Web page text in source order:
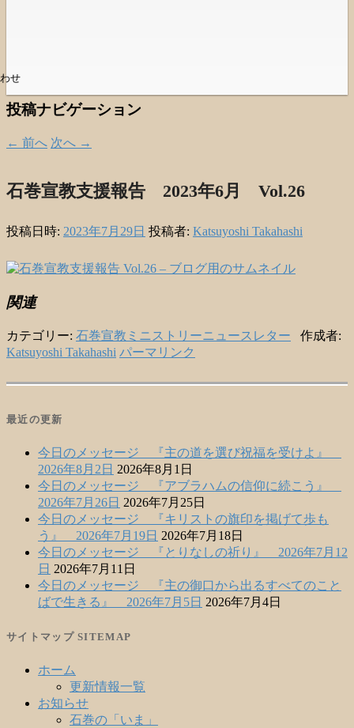
せ
投稿ナビゲーション
← 前へ 次へ →
石巻宣教支援報告 2023年6月 Vol.26
投稿日時: 2023年7月29日 投稿者: Katsuyoshi Takahashi
関連
カテゴリー: 石巻宣教ミニストリーニュースレター 作成者:
Katsuyoshi Takahashi パーマリンク
最近の更新
今日のメッセージ 『主の道を選び祝福を受けよ』
2026年8月2日 2026年8月1日
今日のメッセージ 『アブラハムの信仰に続こう』
2026年7月26日 2026年7月25日
今日のメッセージ 『キリストの旗印を掲げて歩も
う』 2026年7月19日 2026年7月18日
今日のメッセージ 『とりなしの祈り』 2026年7月12
日 2026年7月11日
今日のメッセージ 『主の御口から出るすべてのこと
ばで生きる』 2026年7月5日 2026年7月4日
サイトマップ SITEMAP
ホーム
更新情報一覧
お知らせ
石巻の「いま」